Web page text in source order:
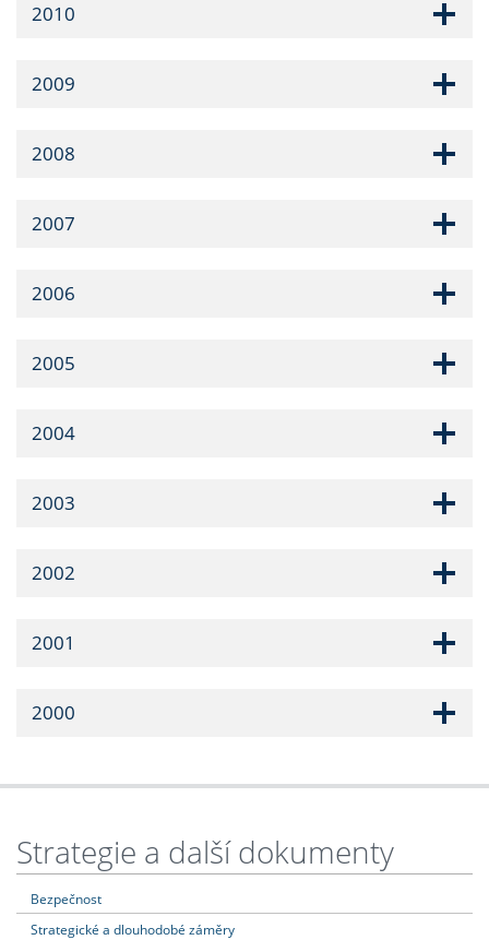
2010
2009
2008
2007
2006
2005
2004
2003
2002
2001
2000
Strategie a další dokumenty
Bezpečnost
Strategické a dlouhodobé záměry